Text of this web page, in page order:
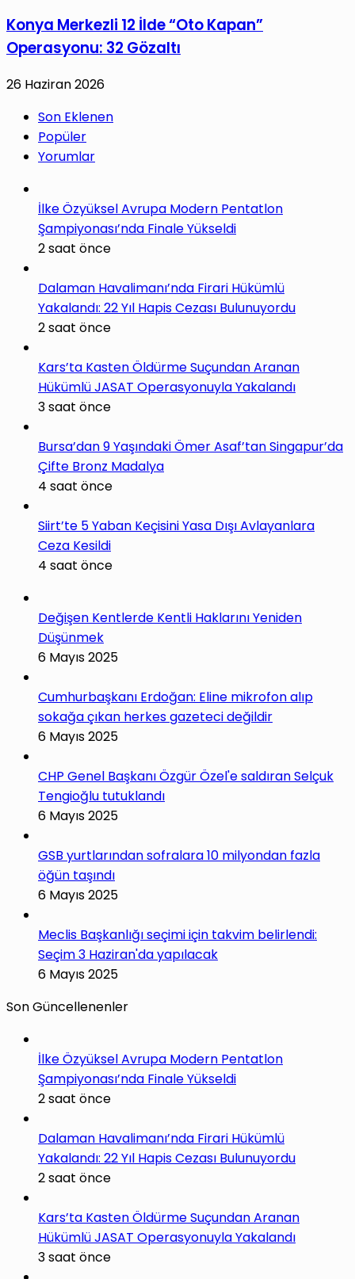
Konya Merkezli 12 İlde “Oto Kapan”
Operasyonu: 32 Gözaltı
26 Haziran 2026
Son Eklenen
Popüler
Yorumlar
İlke Özyüksel Avrupa Modern Pentatlon
Şampiyonası’nda Finale Yükseldi
2 saat önce
Dalaman Havalimanı’nda Firari Hükümlü
Yakalandı: 22 Yıl Hapis Cezası Bulunuyordu
2 saat önce
Kars’ta Kasten Öldürme Suçundan Aranan
Hükümlü JASAT Operasyonuyla Yakalandı
3 saat önce
Bursa’dan 9 Yaşındaki Ömer Asaf’tan Singapur’da
Çifte Bronz Madalya
4 saat önce
Siirt’te 5 Yaban Keçisini Yasa Dışı Avlayanlara
Ceza Kesildi
4 saat önce
Değişen Kentlerde Kentli Haklarını Yeniden
Düşünmek
6 Mayıs 2025
Cumhurbaşkanı Erdoğan: Eline mikrofon alıp
sokağa çıkan herkes gazeteci değildir
6 Mayıs 2025
CHP Genel Başkanı Özgür Özel'e saldıran Selçuk
Tengioğlu tutuklandı
6 Mayıs 2025
GSB yurtlarından sofralara 10 milyondan fazla
öğün taşındı
6 Mayıs 2025
Meclis Başkanlığı seçimi için takvim belirlendi:
Seçim 3 Haziran'da yapılacak
6 Mayıs 2025
Son Güncellenenler
İlke Özyüksel Avrupa Modern Pentatlon
Şampiyonası’nda Finale Yükseldi
2 saat önce
Dalaman Havalimanı’nda Firari Hükümlü
Yakalandı: 22 Yıl Hapis Cezası Bulunuyordu
2 saat önce
Kars’ta Kasten Öldürme Suçundan Aranan
Hükümlü JASAT Operasyonuyla Yakalandı
3 saat önce